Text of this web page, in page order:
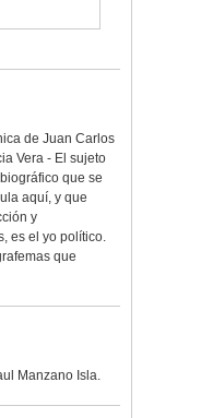
de Juan Carlos
Vera - El sujeto
que se
aquí, y que
y
es el yo político.
que
Manzano Isla.